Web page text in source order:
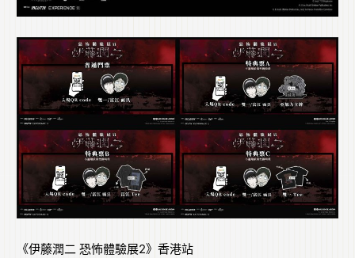
《伊藤潤二 恐怖體驗展2》香港站